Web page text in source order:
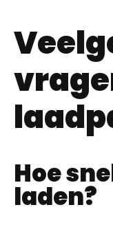
Hoe
laden?